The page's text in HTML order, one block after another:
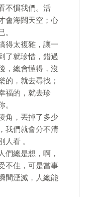
不慣我們。活
會海闊天空；心
得太複雜，讓一
了就珍惜，錯過
，總會懂得，沒
的，就去尋找；
福的，就去珍
角，丟掉了多少
我們就會分不清
看 。
們總是想，啊，
不住，可是當事
間湮滅，人總能